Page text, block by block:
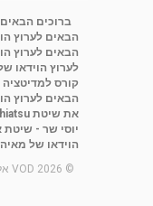
ברוכים הבאים
הבאים לערוץ
הבאים לערוץ
לערוץ הוידאו
קורס למדיטציה
הבאים לערוץ
את שיטת Iro Shiatsu
יוסי שר - שיטת
הוידאו של
© 2026 VOD אלטרנטיבלי. כל הזכויות שמורות.